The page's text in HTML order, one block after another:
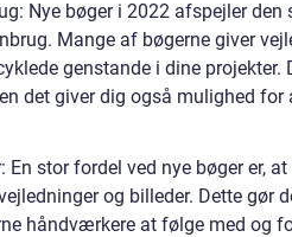
Nye bøger i 2022 afspejler den
Mange af bøgerne giver
genstande i dine projekter.
det giver dig også mulighed for
stor fordel ved nye bøger er,
og billeder. Dette gør
håndværkere at følge med og